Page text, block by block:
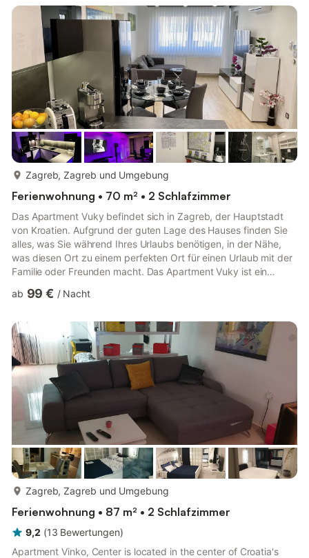
Check-out möglich, sodass Sie die Stadt vor Ihrer Abreise noch
etwas erkunden können. Private Parkplätze stehen zur
Verfügung und eine Reservierun...
Zagreb, Zagreb und Umgebung
Ferienwohnung • 70 m² • 2 Schlafzimmer
Das Apartment Vuky befindet sich in Zagreb, der Hauptstadt
von Kroatien. Aufgrund der guten Lage des Hauses finden Sie
alles, was Sie während Ihres Urlaubs benötigen, in der Nähe,
was diesen Ort zu einem perfekten Ort für einen Urlaub mit der
Familie oder Freunden macht. Das Apartment Vuky ist ein
jedem Zimmer über einen Fernseher verfügt. Es verfügt über
Privatparkplätze sind vorhanden, eine Reservierung ist nicht
erforderlich.Eine Gepäckaufbewahrung ist vor dem Check-in
und nach ...
ab 99 € / Nacht
Zagreb, Zagreb und Umgebung
Ferienwohnung • 87 m² • 2 Schlafzimmer
9,2 (13 Bewertungen)
Apartment Vinko, Center is located in the center of Croatia's